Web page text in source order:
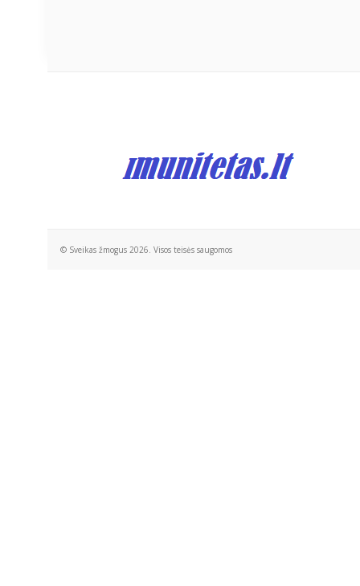
© Sveikas žmogus 2026. Visos teisės saugomos